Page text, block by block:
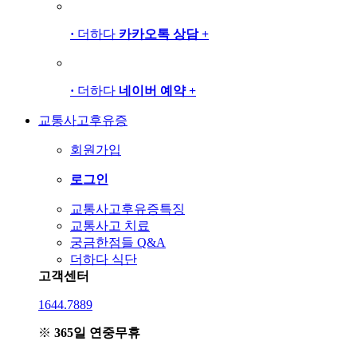
· 더하다 카카오톡 상담 +
· 더하다 네이버 예약 +
교통사고후유증
회원가입
로그인
교통사고후유증특징
교통사고 치료
궁금한점들 Q&A
더하다 식단
고객센터
1644.7889
※ 365일 연중무휴